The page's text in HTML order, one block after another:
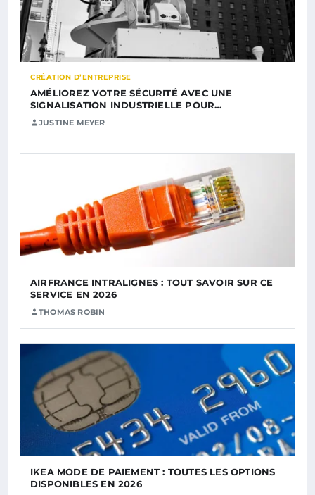
CRÉATION D’ENTREPRISE
AMÉLIOREZ VOTRE SÉCURITÉ AVEC UNE
SIGNALISATION INDUSTRIELLE POUR…
JUSTINE MEYER
AIRFRANCE INTRALIGNES : TOUT SAVOIR SUR CE
SERVICE EN 2026
THOMAS ROBIN
IKEA MODE DE PAIEMENT : TOUTES LES OPTIONS
DISPONIBLES EN 2026